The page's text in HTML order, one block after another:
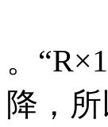
。
降，